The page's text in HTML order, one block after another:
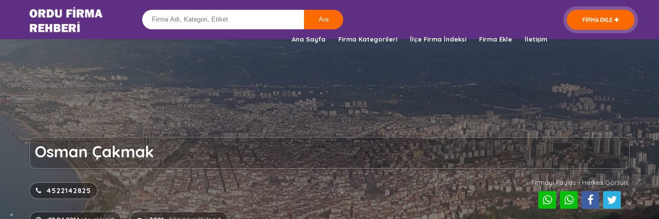
FİRMA EKLE
Ana Sayfa Firma Kategorileri İlçe Firma İndeksi Firma Ekle İletişim
Osman Çakmak
4522142825
Firmayı Paylaş - Herkes Görsün